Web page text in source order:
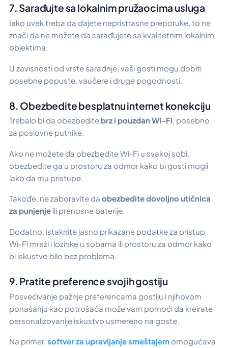
7. Sarađujte sa lokalnim pružaocima usluga
Iako uvek treba da dajete nepristrasne preporuke, to ne
znači da ne možete da sarađujete sa kvalitetnim lokalnim
objektima.
U zavisnosti od vrste saradnje, vaši gosti mogu dobiti
posebne popuste, vaučere i druge pogodnosti.
8. Obezbedite besplatnu internet konekciju
Trebalo bi da obezbedite brz i pouzdan Wi-Fi, posebno
za poslovne putnike.
Ako ne možete da obezbedite Wi-Fi u svakoj sobi,
obezbedite ga u prostoru za odmor kako bi gosti mogli
lako da mu pristupe.
Takođe, ne zaboravite da obezbedite dovoljno utičnica
za punjenje ili prenosne baterije.
Dodatno, istaknite jasno prikazane podatke za pristup
Wi-Fi mreži i lozinke u sobama ili prostoru za odmor kako
bi iskustvo bilo bez problema.
9. Pratite preference svojih gostiju
Posvećivanje pažnje preferencama gostiju i njihovom
ponašanju kao potrošača može vam pomoći da kreirate
personalizovanije iskustvo usmereno na goste.
Na primer, softver za upravljanje smeštajem omogućava